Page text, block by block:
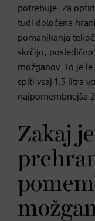
potrebuje. Za
tudi določena
pomanjkanja
skrčijo,
možganov. To je
spiti vsaj 1,5 litra
najpomembnejša
Zakaj